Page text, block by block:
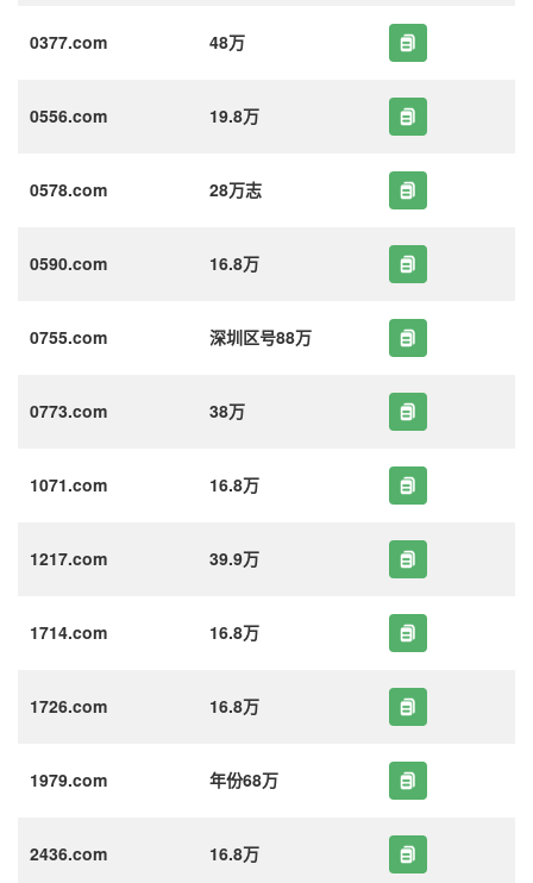
0377.com 48万
0556.com 19.8万
0578.com 28万志
0590.com 16.8万
0755.com 深圳区号88万
0773.com 38万
1071.com 16.8万
1217.com 39.9万
1714.com 16.8万
1726.com 16.8万
1979.com 年份68万
2436.com 16.8万